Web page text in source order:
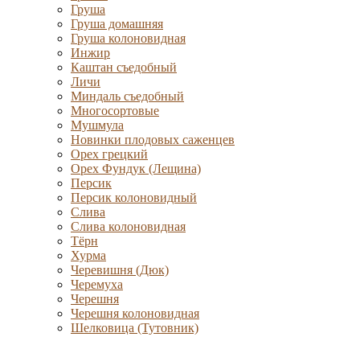
Груша
Груша домашняя
Груша колоновидная
Инжир
Каштан съедобный
Личи
Миндаль съедобный
Многосортовые
Мушмула
Новинки плодовых саженцев
Орех грецкий
Орех Фундук (Лещина)
Персик
Персик колоновидный
Слива
Слива колоновидная
Тёрн
Хурма
Черевишня (Дюк)
Черемуха
Черешня
Черешня колоновидная
Шелковица (Тутовник)